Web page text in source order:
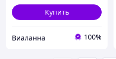
Купить
Виаланна 100%